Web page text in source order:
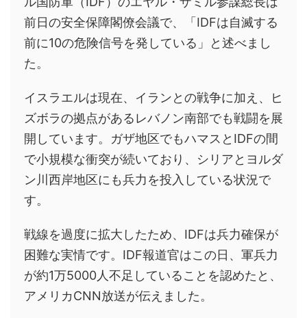
前日の安全保障閣僚会議で、「IDFは自滅する
前に10の危険信号を発している」と述べまし
た。
イスラエルは現在、イランとの戦争に加え、ヒ
ズボラの拠点があるレバノン南部でも戦闘を展
開しています。ガザ地区でもハマスとIDFの間
で小規模な衝突が続いており、シリアとヨルダ
ン川西岸地区にも兵力を投入している状況で
す。
戦線を過度に拡大したため、IDFは兵力確保が
困難な実情です。IDF報道官はこの日、軍兵力
が約1万5000人不足していることを認めたと、
アメリカCNN放送が伝えました。